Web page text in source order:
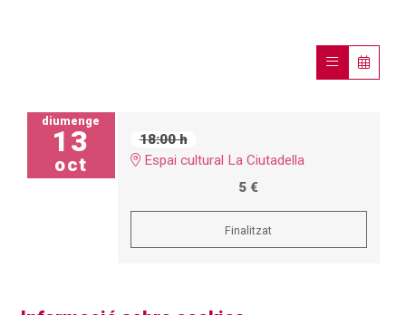
diumenge
13
oct
18:00 h
Espai cultural La Ciutadella
5 €
Finalitzat